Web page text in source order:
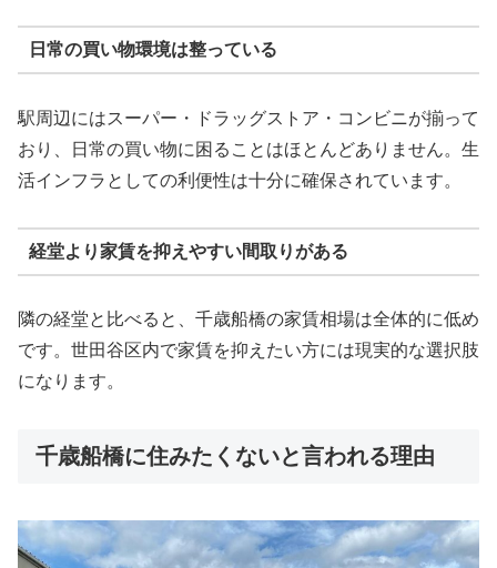
日常の買い物環境は整っている
駅周辺にはスーパー・ドラッグストア・コンビニが揃って
おり、日常の買い物に困ることはほとんどありません。生
活インフラとしての利便性は十分に確保されています。
経堂より家賃を抑えやすい間取りがある
隣の経堂と比べると、千歳船橋の家賃相場は全体的に低め
です。世田谷区内で家賃を抑えたい方には現実的な選択肢
になります。
千歳船橋に住みたくないと言われる理由